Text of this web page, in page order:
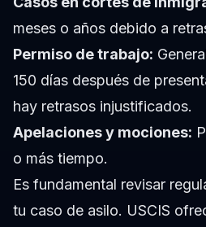
meses o años debido a
Permiso de trabajo:
150 días después de
hay retrasos injustificados.
Apelaciones y mociones:
o más tiempo.
Es fundamental revisar
tu caso de asilo. USCIS